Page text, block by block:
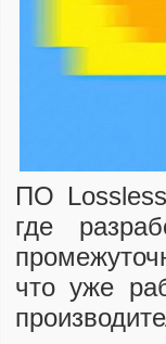
ПО
где
что уже